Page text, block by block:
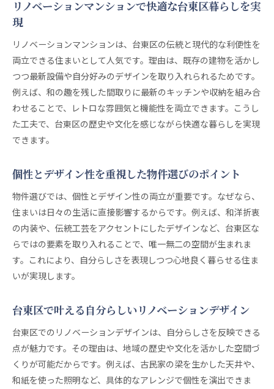
リノベーションマンションで快適な台東区暮らしを実
現
リノベーションマンションは、台東区の伝統と現代的な利便性を
両立できる住まいとして人気です。理由は、既存の建物を活かし
つつ最新設備や自分好みのデザインを取り入れられるためです。
例えば、和の趣を残した間取りに最新のキッチンや収納を組み合
わせることで、レトロな雰囲気と機能性を両立できます。こうし
た工夫で、台東区の歴史や文化を感じながら快適な暮らしを実現
できます。
個性とデザイン性を重視した物件選びのポイント
物件選びでは、個性とデザイン性の両立が重要です。なぜなら、
住まいは日々の生活に直接影響するからです。例えば、和洋折衷
の内装や、伝統工芸をアクセントにしたデザインなど、台東区な
らではの要素を取り入れることで、唯一無二の空間が生まれま
す。これにより、自分らしさを表現しつつ心地良く暮らせる住ま
いが実現します。
台東区で叶える自分らしいリノベーションデザイン
台東区でのリノベーションデザインは、自分らしさを反映できる
点が魅力です。その理由は、地域の歴史や文化を活かした空間づ
くりが可能だからです。例えば、古民家の梁を生かした天井や、
和紙を使った照明など、具体的なアレンジで個性を演出できま